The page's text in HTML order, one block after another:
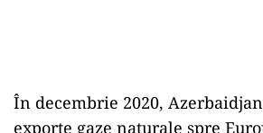
În decembrie 2020,
exporte gaze naturale spre